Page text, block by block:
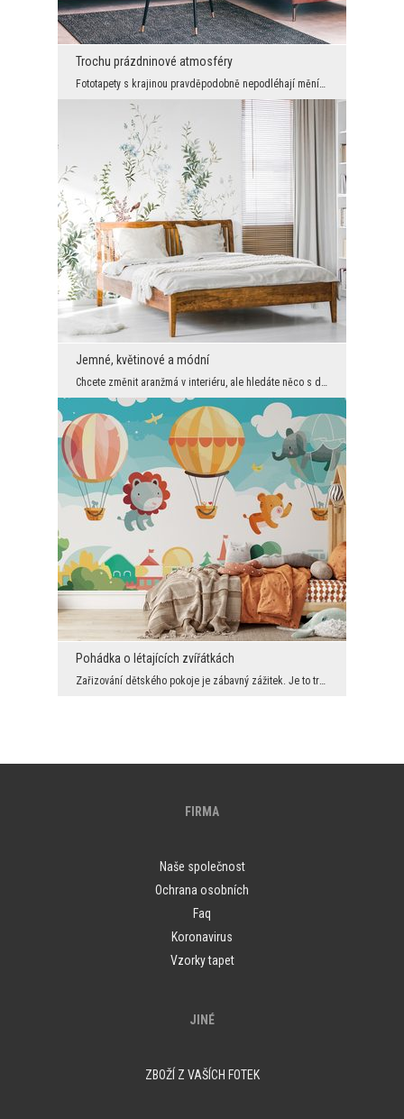
Trochu prázdninové atmosféry
Fototapety s krajinou pravděpodobně nepodléhají měnícím se trendům v interiérové ​​módě. Jsou vžd...
Jemné, květinové a módní
Chcete změnit aranžmá v interiéru, ale hledáte něco s dobrou energií, povzbuzující, jemné a zárov...
Pohádka o létajících zvířátkách
Zařizování dětského pokoje je zábavný zážitek. Je to trochu dobrodružství a trochu realizace vaši...
FIRMA
Naše společnost
Ochrana osobních
Faq
Koronavirus
Vzorky tapet
JINÉ
ZBOŽÍ Z VAŠÍCH FOTEK